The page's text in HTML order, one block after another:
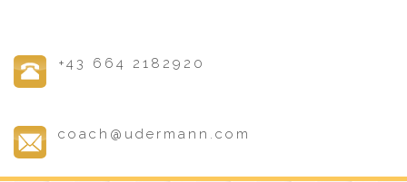
+43 664 2182920
coach@udermann.com